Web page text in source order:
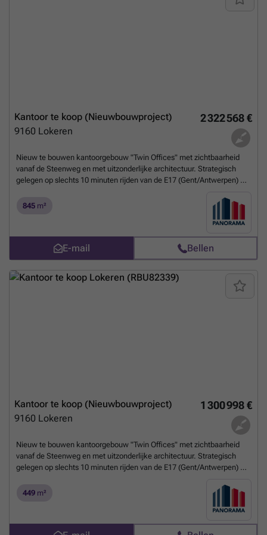
2 322 568 €
Kantoor te koop (Nieuwbouwproject)
9160 Lokeren
Nieuw te bouwen kantoorgebouw "Twin Offices" met zichtbaarheid
vanaf de Steenweg en met uitzonderlijke architectuur. Strategisch
gelegen op slechts 10 minuten rijden van de E17 (Gent/Antwerpen) en
stijlvolle nieuwbouwkantoren zullen ontworpen worden met oog voor
investering. Bovendien kunt u genieten van een overvloed aan
natuurlijk licht en alle hedendaagse comfort omringt in een groene
sfeervolle omgeving. Tevens zullen er zeer ruimte
parkeermogelijkheden worden voorzien met laadpalen. Andere
oppervlaktes zijn bespreekbaar.Aarzel niet om contact op te nemen
met Simon voor bijkomende inlichtingen, gedetailleerde plannen of
845 m²
E-mail Bellen
1 300 998 €
Kantoor te koop (Nieuwbouwproject)
9160 Lokeren
Nieuw te bouwen kantoorgebouw "Twin Offices" met zichtbaarheid
vanaf de Steenweg en met uitzonderlijke architectuur. Strategisch
gelegen op slechts 10 minuten rijden van de E17 (Gent/Antwerpen) en
stijlvolle nieuwbouwkantoren zullen ontworpen worden met oog voor
investering. Bovendien kunt u genieten van een overvloed aan
natuurlijk licht en alle hedendaagse comfort omringt in een groene
449 m²